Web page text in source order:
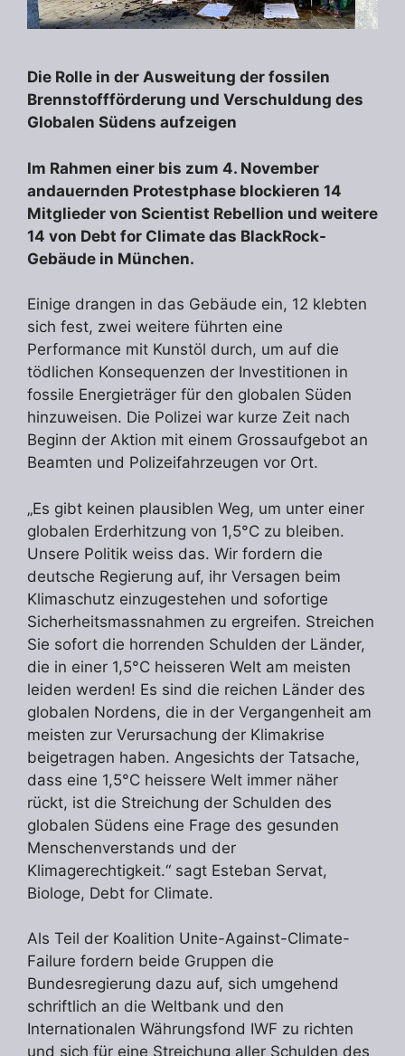
Die Rolle in der Ausweitung der fossilen
Brennstoffförderung und Verschuldung des
Globalen Südens aufzeigen
Im Rahmen einer bis zum 4. November
andauernden Protestphase blockieren 14
Mitglieder von Scientist Rebellion und weitere
14 von Debt for Climate das BlackRock-
Gebäude in München.
Einige drangen in das Gebäude ein, 12 klebten
sich fest, zwei weitere führten eine
Performance mit Kunstöl durch, um auf die
tödlichen Konsequenzen der Investitionen in
fossile Energieträger für den globalen Süden
hinzuweisen. Die Polizei war kurze Zeit nach
Beginn der Aktion mit einem Grossaufgebot an
Beamten und Polizeifahrzeugen vor Ort.​​​​​​
„Es gibt keinen plausiblen Weg, um unter einer
globalen Erderhitzung von 1,5°C zu bleiben.
Unsere Politik weiss das. Wir fordern die
deutsche Regierung auf, ihr Versagen beim
Klimaschutz einzugestehen und sofortige
Sicherheitsmassnahmen zu ergreifen. Streichen
Sie sofort die horrenden Schulden der Länder,
die in einer 1,5°C heisseren Welt am meisten
leiden werden! Es sind die reichen Länder des
globalen Nordens, die in der Vergangenheit am
meisten zur Verursachung der Klimakrise
beigetragen haben. Angesichts der Tatsache,
dass eine 1,5°C heissere Welt immer näher
rückt, ist die Streichung der Schulden des
globalen Südens eine Frage des gesunden
Menschenverstands und der
Klimagerechtigkeit.“ sagt Esteban Servat,
Biologe, Debt for Climate.
Als Teil der Koalition Unite-Against-Climate-
Failure fordern beide Gruppen die
Bundesregierung dazu auf, sich umgehend
schriftlich an die Weltbank und den
Internationalen Währungsfond IWF zu richten
und sich für eine Streichung aller Schulden des